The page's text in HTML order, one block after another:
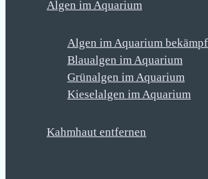
Algen im Aquarium
Algen im Aquarium
Blaualgen im Aquarium
Grünalgen im Aquarium
Kieselalgen im Aquarium
Kahmhaut entfernen